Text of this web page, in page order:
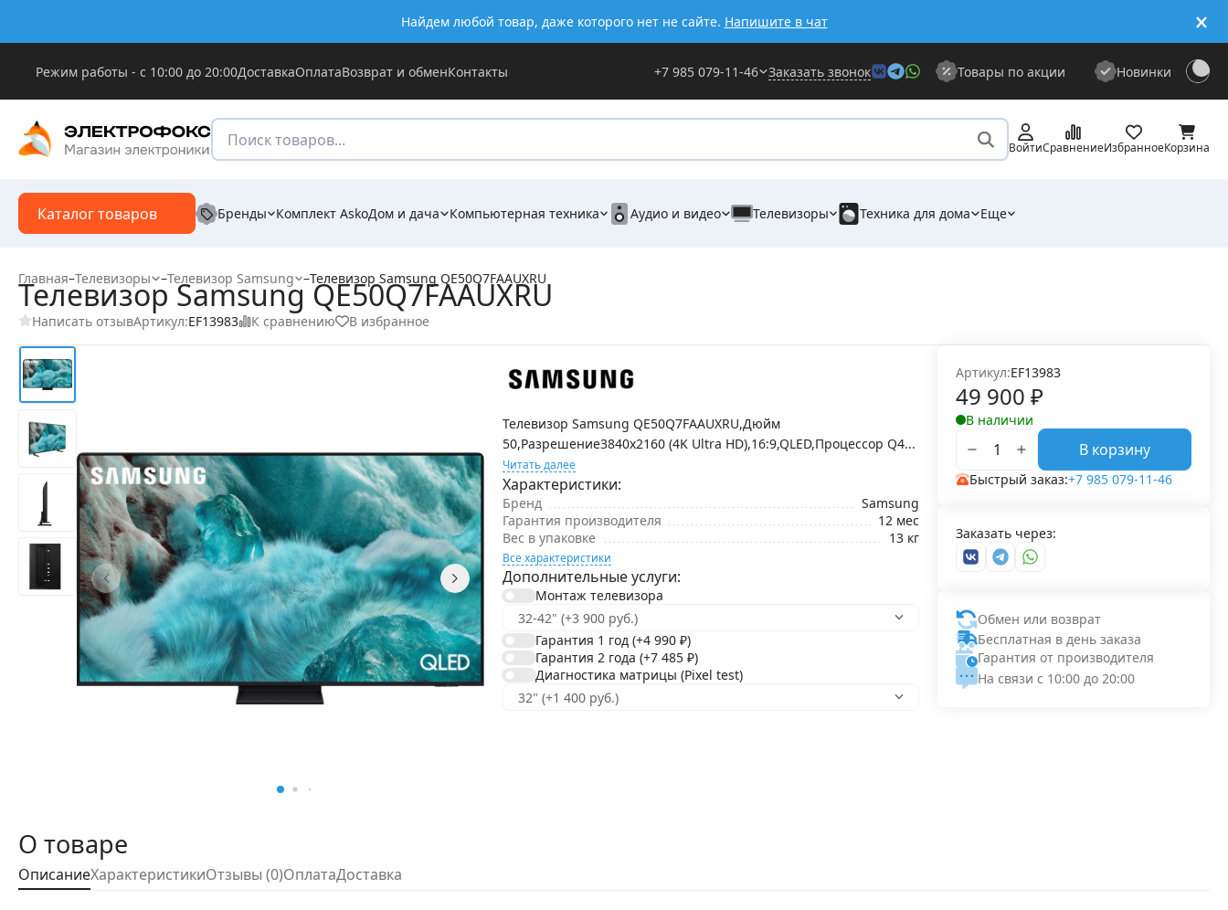
Найдем любой товар, даже которого нет не сайте. Напишите в чат
Режим работы - с 10:00 до 20:00ДоставкаОплатаВозврат и обменКонтакты +7 985 079-11-46 Заказать звонок Товары по акции Новинки
ВойтиСравнениеИзбранноеКорзина
Каталог товаров Бренды Комплект AskoДом и дача Компьютерная техника Аудио и видео Телевизоры Техника для дома Еще
Главная–Телевизоры –Телевизор Samsung –Телевизор Samsung QE50Q7FAAUXRU
Телевизор Samsung QE50Q7FAAUXRU
Написать отзывАртикул:EF13983 К сравнению В избранное
Телевизор Samsung QE50Q7FAAUXRU,Дюйм
50,Разрешение3840x2160 (4K Ultra HD),16:9,QLED,Процессор Q4...
Читать далее
Характеристики:
Бренд
Samsung
Гарантия производителя
12 мес
Вес в упаковке
13 кг
Все характеристики
Дополнительные услуги:
Монтаж телевизора
Гарантия 1 год (+4 990 ₽)
Гарантия 2 года (+7 485 ₽)
Диагностика матрицы (Pixel test)
Артикул:EF13983
49 900₽
В наличии
В корзину
Быстрый заказ:+7 985 079-11-46
Заказать через:
Обмен или возврат
Бесплатная в день заказа
Гарантия от производителя
На связи с 10:00 до 20:00
О товаре
ОписаниеХарактеристикиОтзывы (0)ОплатаДоставка